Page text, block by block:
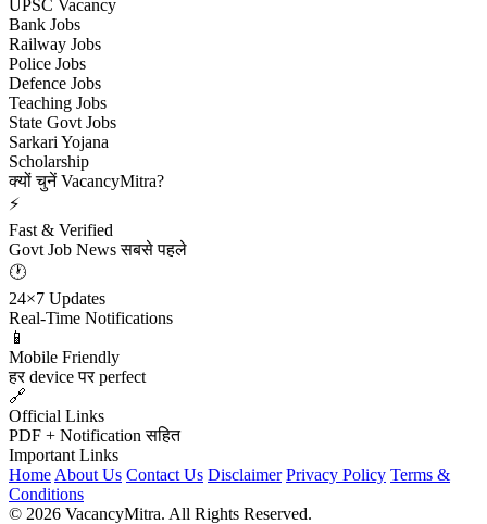
UPSC Vacancy
Bank Jobs
Railway Jobs
Police Jobs
Defence Jobs
Teaching Jobs
State Govt Jobs
Sarkari Yojana
Scholarship
क्यों चुनें VacancyMitra?
⚡
Fast & Verified
Govt Job News सबसे पहले
🕐
24×7 Updates
Real-Time Notifications
📱
Mobile Friendly
हर device पर perfect
🔗
Official Links
PDF + Notification सहित
Important Links
Home About Us Contact Us Disclaimer Privacy Policy Terms &
Conditions
© 2026 VacancyMitra. All Rights Reserved.